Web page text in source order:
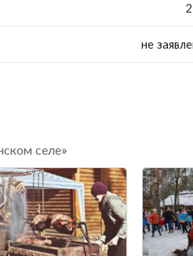
не
селе»